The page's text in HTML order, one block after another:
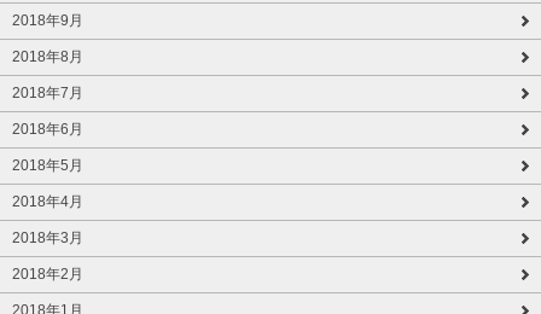
2018年9月
2018年8月
2018年7月
2018年6月
2018年5月
2018年4月
2018年3月
2018年2月